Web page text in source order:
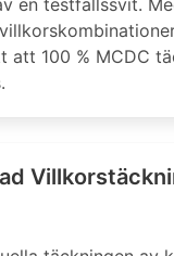
en testfallssvit.
att 100 % MCDC